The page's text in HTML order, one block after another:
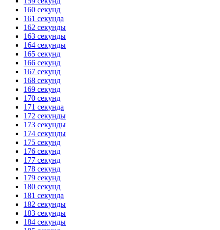
160 секунд
161 секунда
162 секунды
163 секунды
164 секунды
165 секунд
166 секунд
167 секунд
168 секунд
169 секунд
170 секунд
171 секунда
172 секунды
173 секунды
174 секунды
175 секунд
176 секунд
177 секунд
178 секунд
179 секунд
180 секунд
181 секунда
182 секунды
183 секунды
184 секунды